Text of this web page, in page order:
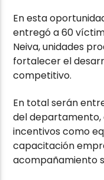
En esta
entregó a 60
Neiva, unidades
fortalecer el
competitivo.
En total serán
del departamento,
incentivos como
capacitación
acompañamiento